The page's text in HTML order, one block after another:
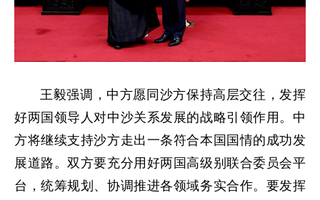
王毅强调，中方愿同沙方保持高层交往，发挥
好两国领导人对中沙关系发展的战略引领作用。中
方将继续支持沙方走出一条符合本国国情的成功发
展道路。双方要充分用好两国高级别联合委员会平
台，统筹规划、协调推进各领域务实合作。要发挥